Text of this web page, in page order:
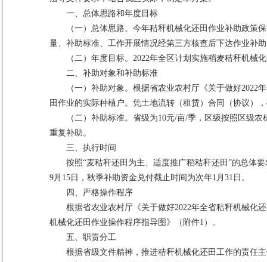
一、总体思路和年度目标
（一）总体思路。今年秸秆机械化还田作业补助政
量、补助标准、工作开展情况经第三方核查后下达作业补
（二）年度目标。2022年全区计划实施稻麦秸秆机械
二、补助对象和补助标准
（一）补助对象。根据省农业农村厅《关于做好
田作业的实际种植户。凭土地流转（租赁）合同（协议）
（二）补助标准。省级为10元/亩/季，区级按照区级
重复补助。
三、执行时间
按照“麦秸秆还田为主、适度推广稻秸秆还田”的总体
9月15日，秋季补助资金兑付截止时间为次年1月31日。
四、严格操作程序
根据省农业农村厅《关于做好2022年全省秸秆机械化
机械化还田作业操作程序指导图》（附件1）。
五、职责分工
根据省级文件精神，推进秸秆机械化还田工作的责任